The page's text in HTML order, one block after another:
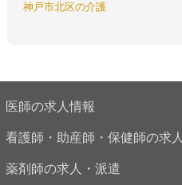
神戸市北区の介護
医師の求人情報
看護師・助産師・保健師の求人
薬剤師の求人・派遣